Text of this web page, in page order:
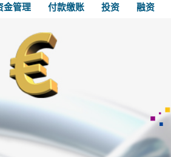
金管理 付款缴账 投资 融资